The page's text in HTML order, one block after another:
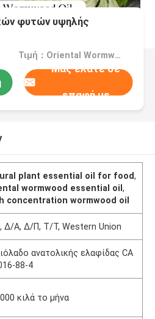
φυτών υψηλής
Τιμή：Oriental Wormwood Oil CAS:8016-88-4
Μας ελάτε σε
επαφή με
plant essential oil for food,
wormwood essential oil,
concentration wormwood oil
Δ/Α, Δ/Π, Τ/Τ, Western Union
ανατολικής ελαφίδας CA
88-4
κιλά το μήνα